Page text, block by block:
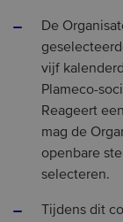
De
vijf
Plameco-
Reageert
mag de
openbare
selecteren.
Tijdens dit